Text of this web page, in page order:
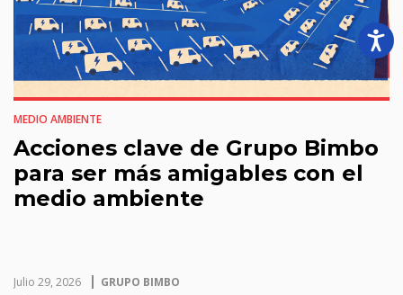
MEDIO AMBIENTE
Acciones clave de Grupo Bimbo
para ser más amigables con el
medio ambiente
Julio 29, 2026 GRUPO BIMBO